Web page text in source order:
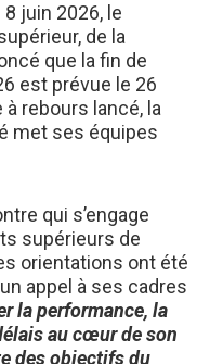
juin 2026, le
de la
que la fin de
est prévue le 26
rebours lancé, la
met ses équipes
qui s’engage
supérieurs de
orientations ont été
appel à ses cadres
la performance, la
au cœur de son
des objectifs du